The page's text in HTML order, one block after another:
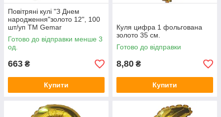
Повітряні кулі "З Днем
народження"золото 12", 100
шт/уп TM Gemar
Готово до відправки менше 3
од.
663 ₴
Купити
Куля цифра 1 фольгована
золото 35 см.
Готово до відправки
8,80 ₴
Купити